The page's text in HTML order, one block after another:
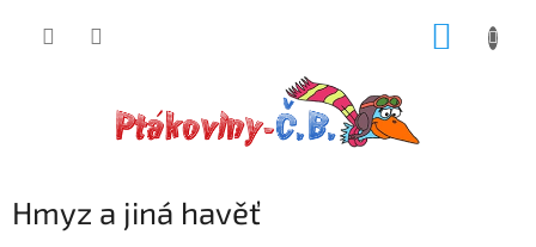
Hmyz a jiná havěť